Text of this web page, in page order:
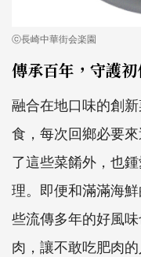
ⓒ長崎中華街会楽園
傳承百年，守護
融合在地口味的創
食，每次回鄉必要
了這些菜餚外，也
理。即便和滿滿海
些流傳多年的好風
肉，讓不敢吃肥肉